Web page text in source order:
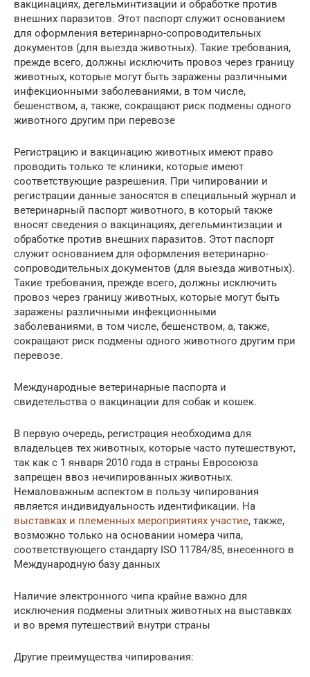
вакцинациях, дегельминтизации и обработке против
внешних паразитов. Этот паспорт служит основанием
для оформления ветеринарно-сопроводительных
документов (для выезда животных). Такие требования,
прежде всего, должны исключить провоз через границу
животных, которые могут быть заражены различными
инфекционными заболеваниями, в том числе,
бешенством, а, также, сокращают риск подмены одного
животного другим при перевозе
Регистрацию и вакцинацию животных имеют право
проводить только те клиники, которые имеют
соответствующие разрешения. При чипировании и
регистрации данные заносятся в специальный журнал и
ветеринарный паспорт животного, в который также
вносят сведения о вакцинациях, дегельминтизации и
обработке против внешних паразитов. Этот паспорт
служит основанием для оформления ветеринарно-
сопроводительных документов (для выезда животных).
Такие требования, прежде всего, должны исключить
провоз через границу животных, которые могут быть
заражены различными инфекционными
заболеваниями, в том числе, бешенством, а, также,
сокращают риск подмены одного животного другим при
перевозе.
Международные ветеринарные паспорта и
свидетельства о вакцинации для собак и кошек.
В первую очередь, регистрация необходима для
владельцев тех животных, которые часто путешествуют,
так как с 1 января 2010 года в страны Евросоюза
запрещен ввоз нечипированных животных.
Немаловажным аспектом в пользу чипирования
является индивидуальность идентификации. На
выставках и племенных мероприятиях участие, также,
возможно только на основании номера чипа,
соответствующего стандарту ISO 11784/85, внесенного в
Международную базу данных
Наличие электронного чипа крайне важно для
исключения подмены элитных животных на выставках
и во время путешествий внутри страны
Другие преимущества чипирования: